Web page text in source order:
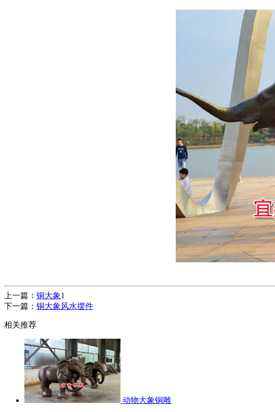
上一篇： 铜大象1
下一篇： 铜大象风水摆件
相关推荐
动物大象铜雕